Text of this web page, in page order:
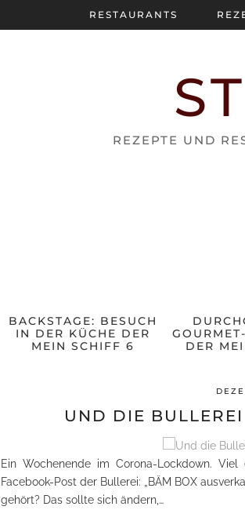
REZEPTE UND
RESTAURANTS
BACKSTAGE: BESUCH
IN DER KÜCHE DER
MEIN SCHIFF 6
DER
UND DIE
Ein Wochenende im Corona-Lockdown.
Facebook-Post der Bullerei: „BÄM BOX
gehört? Das sollte sich ändern,…